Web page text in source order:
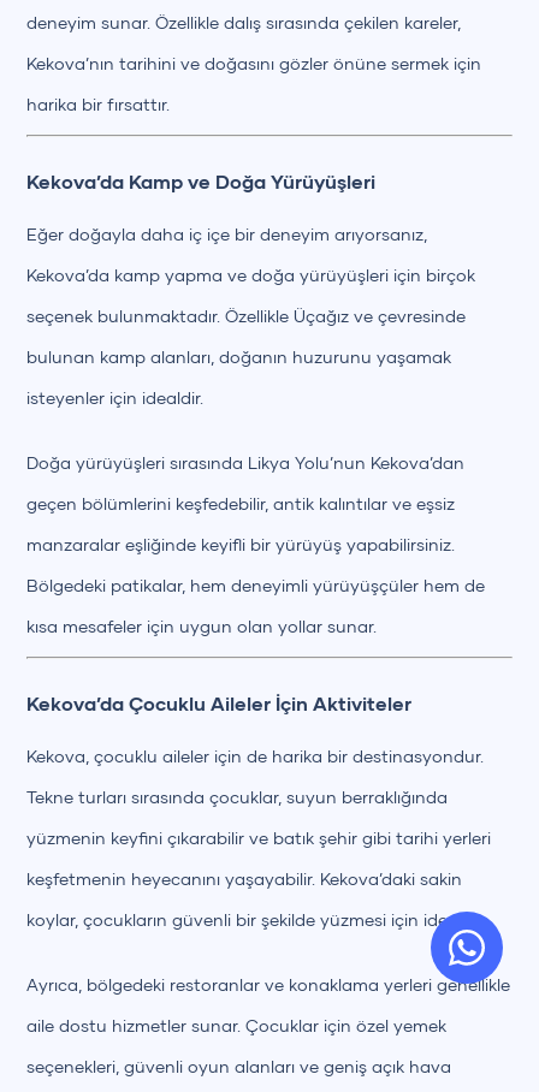
deneyim sunar. Özellikle dalış sırasında çekilen kareler,
Kekova’nın tarihini ve doğasını gözler önüne sermek için
harika bir fırsattır.
Kekova’da Kamp ve Doğa Yürüyüşleri
Eğer doğayla daha iç içe bir deneyim arıyorsanız,
Kekova’da kamp yapma ve doğa yürüyüşleri için birçok
seçenek bulunmaktadır. Özellikle Üçağız ve çevresinde
bulunan kamp alanları, doğanın huzurunu yaşamak
isteyenler için idealdir.
Doğa yürüyüşleri sırasında Likya Yolu’nun Kekova’dan
geçen bölümlerini keşfedebilir, antik kalıntılar ve eşsiz
manzaralar eşliğinde keyifli bir yürüyüş yapabilirsiniz.
Bölgedeki patikalar, hem deneyimli yürüyüşçüler hem de
kısa mesafeler için uygun olan yollar sunar.
Kekova’da Çocuklu Aileler İçin Aktiviteler
Kekova, çocuklu aileler için de harika bir destinasyondur.
Tekne turları sırasında çocuklar, suyun berraklığında
yüzmenin keyfini çıkarabilir ve batık şehir gibi tarihi yerleri
keşfetmenin heyecanını yaşayabilir. Kekova’daki sakin
koylar, çocukların güvenli bir şekilde yüzmesi için idealdir.
Ayrıca, bölgedeki restoranlar ve konaklama yerleri genellikle
aile dostu hizmetler sunar. Çocuklar için özel yemek
seçenekleri, güvenli oyun alanları ve geniş açık hava